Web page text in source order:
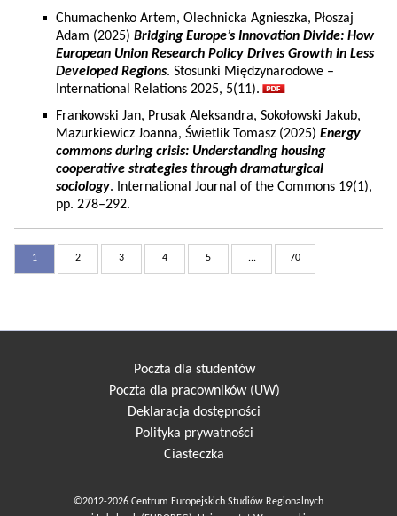
Chumachenko Artem, Olechnicka Agnieszka, Płoszaj
Adam (2025) Bridging Europe’s Innovation Divide: How
European Union Research Policy Drives Growth in Less
Developed Regions. Stosunki Międzynarodowe –
International Relations 2025, 5(11).
Frankowski Jan, Prusak Aleksandra, Sokołowski Jakub,
Mazurkiewicz Joanna, Świetlik Tomasz (2025) Energy
commons during crisis: Understanding housing
cooperative strategies through dramaturgical
sociology. International Journal of the Commons 19(1),
pp. 278–292.
1 2 3 4 5 ... 70
Poczta dla studentów
Poczta dla pracowników (UW)
Deklaracja dostępności
Polityka prywatności
Ciasteczka
©2012-2026 Centrum Europejskich Studiów Regionalnych